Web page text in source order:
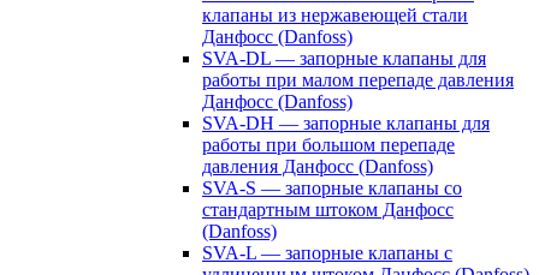
клапаны из нержавеющей стали
Данфосс (Danfoss)
SVA-DL — запорные клапаны для
работы при малом перепаде давления
Данфосс (Danfoss)
SVA-DH — запорные клапаны для
работы при большом перепаде
давления Данфосс (Danfoss)
SVA-S — запорные клапаны со
стандартным штоком Данфосс
(Danfoss)
SVA-L — запорные клапаны с